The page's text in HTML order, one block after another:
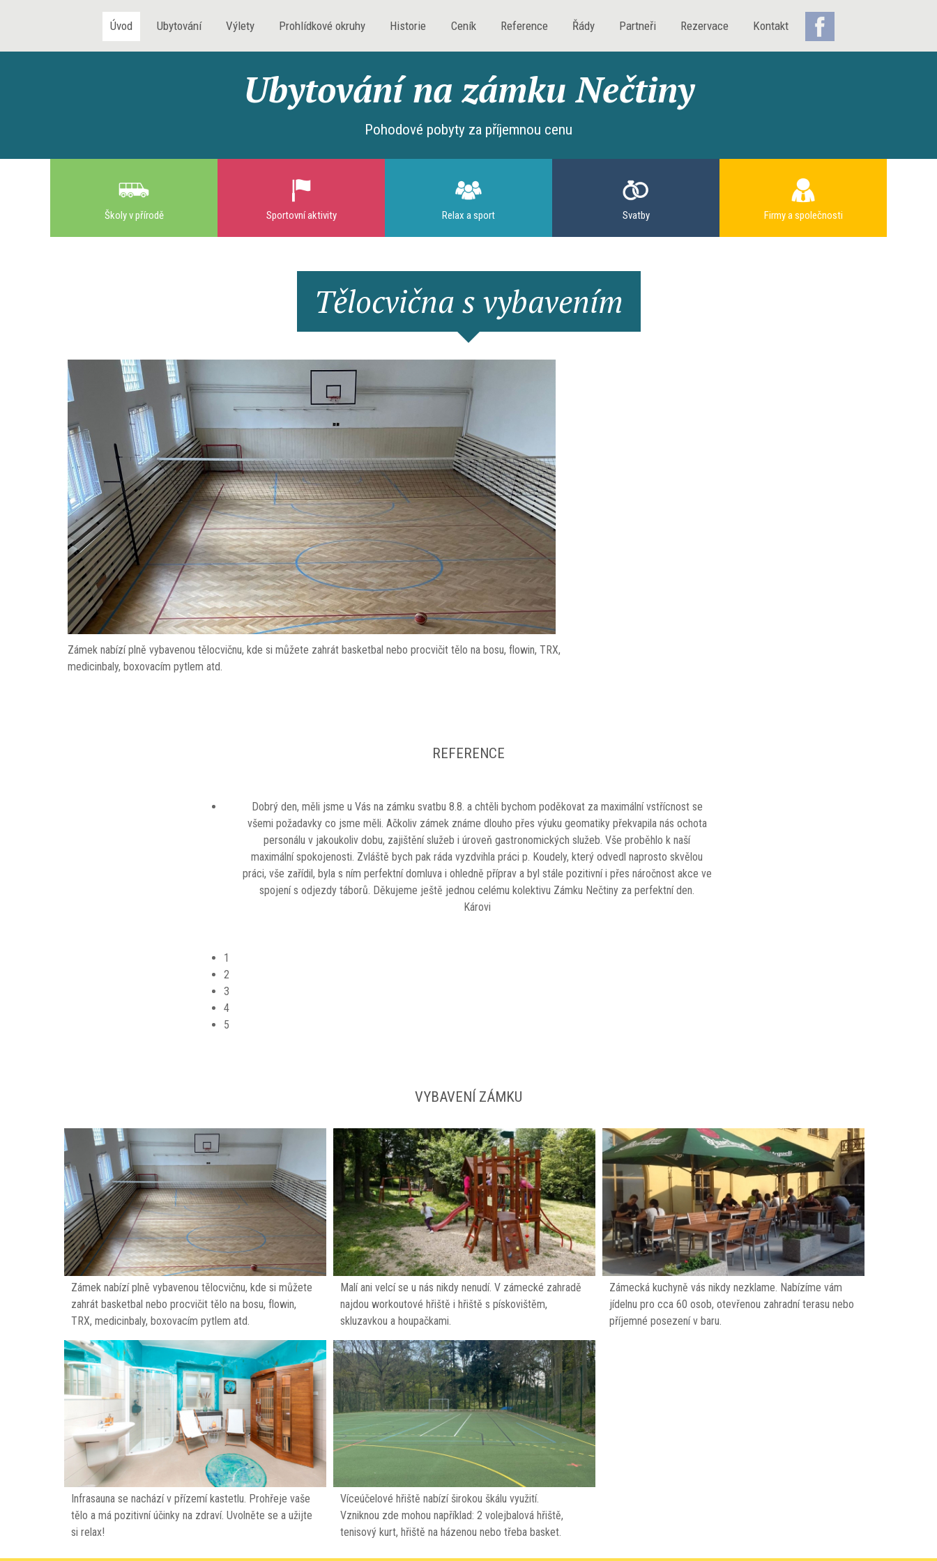
Úvod Ubytování Výlety Prohlídkové okruhy Historie Ceník Reference Řády Partneři Rezervace Kontakt
Ubytování na zámku Nečtiny
Pohodové pobyty za příjemnou cenu
Školy v přírodě Sportovní aktivity Relax a sport Svatby Firmy a společnosti
Tělocvična s vybavením
Zámek nabízí plně vybavenou tělocvičnu, kde si můžete zahrát basketbal nebo procvičit tělo na bosu, flowin, TRX,
medicinbaly, boxovacím pytlem atd.
REFERENCE
Dobrý den, měli jsme u Vás na zámku svatbu 8.8. a chtěli bychom poděkovat za maximální vstřícnost se
všemi požadavky co jsme měli. Ačkoliv zámek známe dlouho přes výuku geomatiky překvapila nás ochota
personálu v jakoukoliv dobu, zajištění služeb i úroveň gastronomických služeb. Vše proběhlo k naší
maximální spokojenosti. Zvláště bych pak ráda vyzdvihla práci p. Koudely, který odvedl naprosto skvělou
práci, vše zařídil, byla s ním perfektní domluva i ohledně příprav a byl stále pozitivní i přes náročnost akce ve
spojení s odjezdy táborů. Děkujeme ještě jednou celému kolektivu Zámku Nečtiny za perfektní den.
Károvi
1
2
3
4
5
VYBAVENÍ ZÁMKU
Zámek nabízí plně vybavenou tělocvičnu, kde si můžete
zahrát basketbal nebo procvičit tělo na bosu, flowin,
TRX, medicinbaly, boxovacím pytlem atd.
Malí ani velcí se u nás nikdy nenudí. V zámecké zahradě
najdou workoutové hřiště i hřiště s pískovištěm,
skluzavkou a houpačkami.
Zámecká kuchyně vás nikdy nezklame. Nabízíme vám
jídelnu pro cca 60 osob, otevřenou zahradní terasu nebo
příjemné posezení v baru.
Infrasauna se nachází v přízemí kastetlu. Prohřeje vaše
tělo a má pozitivní účinky na zdraví. Uvolněte se a užijte
si relax!
Víceúčelové hřiště nabízí širokou škálu využití.
Vzniknou zde mohou například: 2 volejbalová hřiště,
tenisový kurt, hřiště na házenou nebo třeba basket.